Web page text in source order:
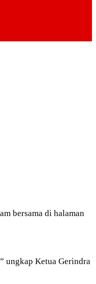
bersama di halaman
ungkap Ketua Gerindra